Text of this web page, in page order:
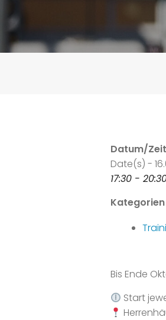
Datum/Zeit
Date(s) -
17:30 -
Kategorien
Bis Ende
Start